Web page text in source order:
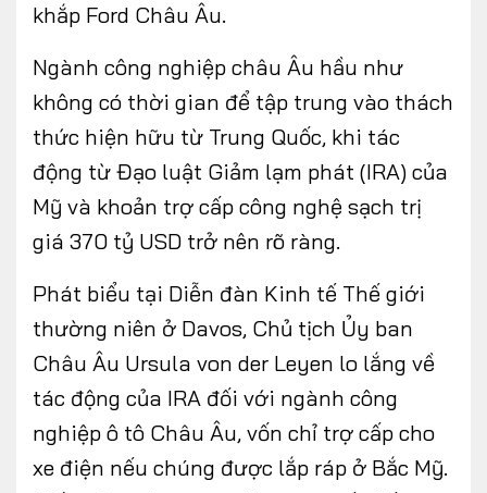
khắp Ford Châu Âu.
Ngành công nghiệp châu Âu hầu như
không có thời gian để tập trung vào thách
thức hiện hữu từ Trung Quốc, khi tác
động từ Đạo luật Giảm lạm phát (IRA) của
Mỹ và khoản trợ cấp công nghệ sạch trị
giá 370 tỷ USD trở nên rõ ràng.
Phát biểu tại Diễn đàn Kinh tế Thế giới
thường niên ở Davos, Chủ tịch Ủy ban
Châu Âu Ursula von der Leyen lo lắng về
tác động của IRA đối với ngành công
nghiệp ô tô Châu Âu, vốn chỉ trợ cấp cho
xe điện nếu chúng được lắp ráp ở Bắc Mỹ.